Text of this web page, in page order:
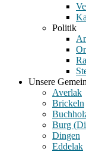
Politik
Unsere
Averlak
Brickeln
Burg
Dingen
Eddelak